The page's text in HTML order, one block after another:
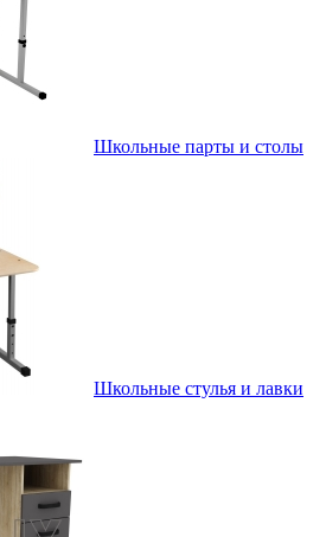
Школьные парты и столы
Школьные стулья и лавки